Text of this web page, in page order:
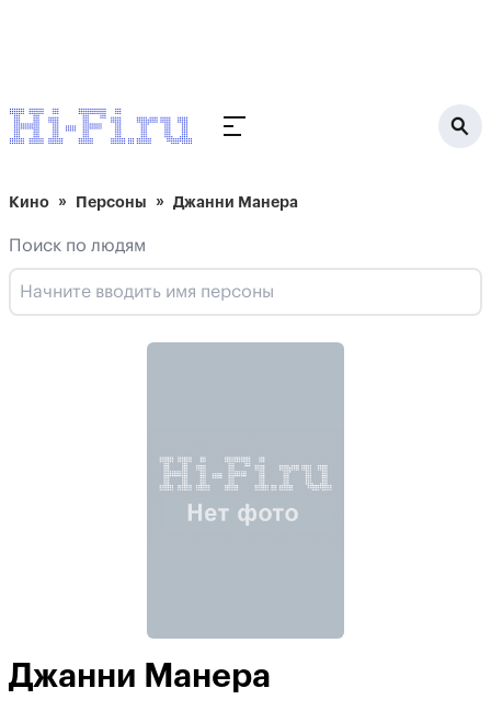
Кино Персоны Джанни Манера
Поиск по людям
Джанни Манера